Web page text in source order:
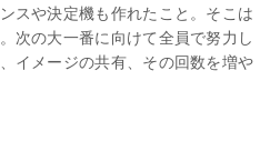
スや決定機も作れたこと。そこは
次の大一番に向けて全員で努力し
イメージの共有、その回数を増や